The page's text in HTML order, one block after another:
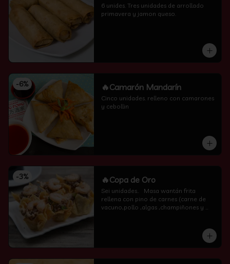
6 unides. Tres unidades de arrollado
primavera y jamon queso.
-6% 🔥Camarón Mandarín
Cinco unidades. relleno con camarones
y cebollin
-3% 🔥Copa de Oro
Sei unidades..   Masa wantán frita
rellena con pino de carnes (carne de
vacuno,pollo ,algas ,champiñones y